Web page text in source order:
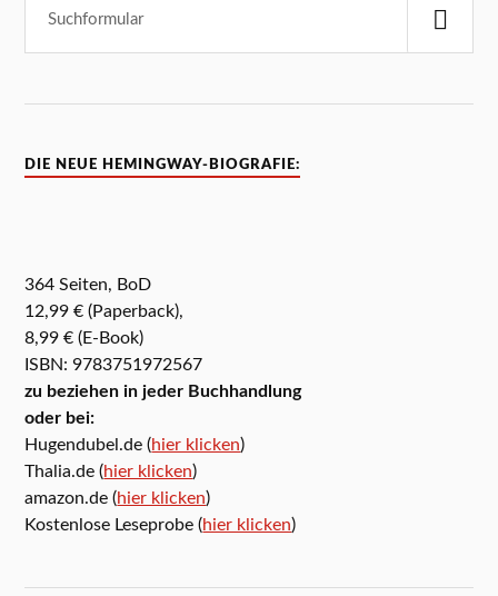
DIE NEUE HEMINGWAY-BIOGRAFIE:
364 Seiten, BoD
12,99 € (Paperback),
8,99 € (E-Book)
ISBN: 9783751972567
zu beziehen in jeder Buchhandlung
oder bei:
Hugendubel.de (hier klicken)
Thalia.de (hier klicken)
amazon.de (hier klicken)
Kostenlose Leseprobe (hier klicken)